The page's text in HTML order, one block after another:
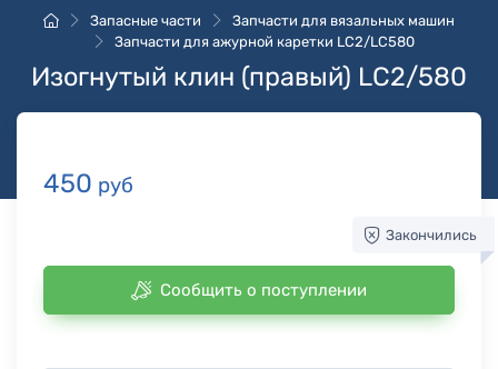
Запасные части
Запчасти для вязальных машин
Запчасти для ажурной каретки LC2/LC580
Изогнутый клин (правый) LC2/580
450 руб
Закончились
Сообщить о поступлении